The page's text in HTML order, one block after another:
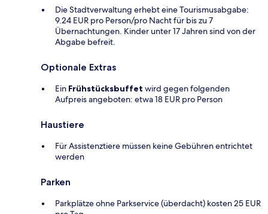
Die Stadtverwaltung erhebt eine Tourismusabgabe:
9.24 EUR pro Person/pro Nacht für bis zu 7
Übernachtungen. Kinder unter 17 Jahren sind von der
Abgabe befreit.
Optionale Extras
Ein Frühstücksbuffet wird gegen folgenden
Aufpreis angeboten: etwa 18 EUR pro Person
Haustiere
Für Assistenztiere müssen keine Gebühren entrichtet
werden
Parken
Parkplätze ohne Parkservice (überdacht) kosten 25 EUR